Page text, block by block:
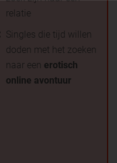
relatie
Singles die tijd willen
doden met het zoeken
naar een erotisch
online avontuur